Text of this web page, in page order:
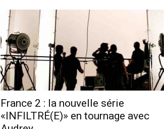
France 2 : la nouvelle série
«INFILTRÉ(E)» en tournage avec